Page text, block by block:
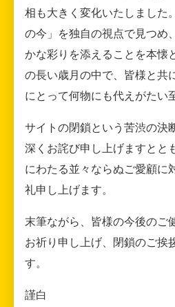
相も大きく変化いたしました
の今」を独自の視点で見つめ
かな彩りを添えることを本懐
の長い歳月の中で、皆様と共
にとって何物にも代えがたい
サイトの閉鎖という苦渋の決
深くお詫び申し上げますとと
にわたる並々ならぬご愛顧に
礼申し上げます。
末筆ながら、皆様の今後のご
お祈り申し上げ、閉鎖のご挨
す。
謹白